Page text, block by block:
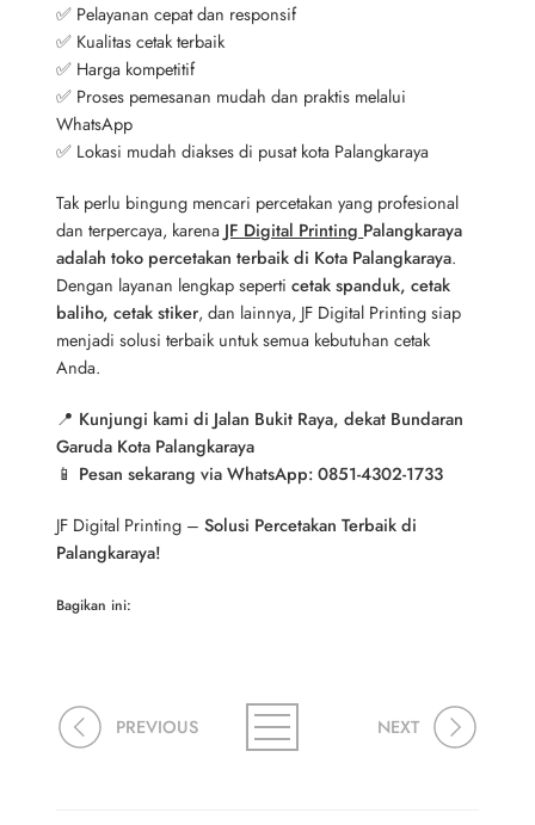
✅ Pelayanan cepat dan responsif
✅ Kualitas cetak terbaik
✅ Harga kompetitif
✅ Proses pemesanan mudah dan praktis melalui
WhatsApp
✅ Lokasi mudah diakses di pusat kota Palangkaraya
Tak perlu bingung mencari percetakan yang profesional
dan terpercaya, karena JF Digital Printing Palangkaraya
adalah toko percetakan terbaik di Kota Palangkaraya.
Dengan layanan lengkap seperticetak spanduk, cetak
baliho, cetak stiker, dan lainnya, JF Digital Printing siap
menjadi solusi terbaik untuk semua kebutuhan cetak
Anda.
📍 Kunjungi kami di Jalan Bukit Raya, dekat Bundaran
Garuda Kota Palangkaraya
📱 Pesan sekarang via WhatsApp: 0851-4302-1733
JF Digital Printing –Solusi Percetakan Terbaik di
Palangkaraya!
Bagikan ini:
PREVIOUS NEXT